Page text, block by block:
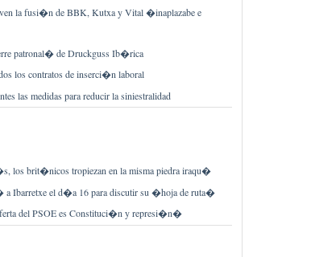
la fusi�n de BBK, Kutxa y Vital �inaplazabe e
patronal� de Druckguss Ib�rica
los contratos de inserci�n laboral
las medidas para reducir la siniestralidad
los brit�nicos tropiezan en la misma piedra iraqu�
a Ibarretxe el d�a 16 para discutir su �hoja de ruta�
del PSOE es Constituci�n y represi�n�